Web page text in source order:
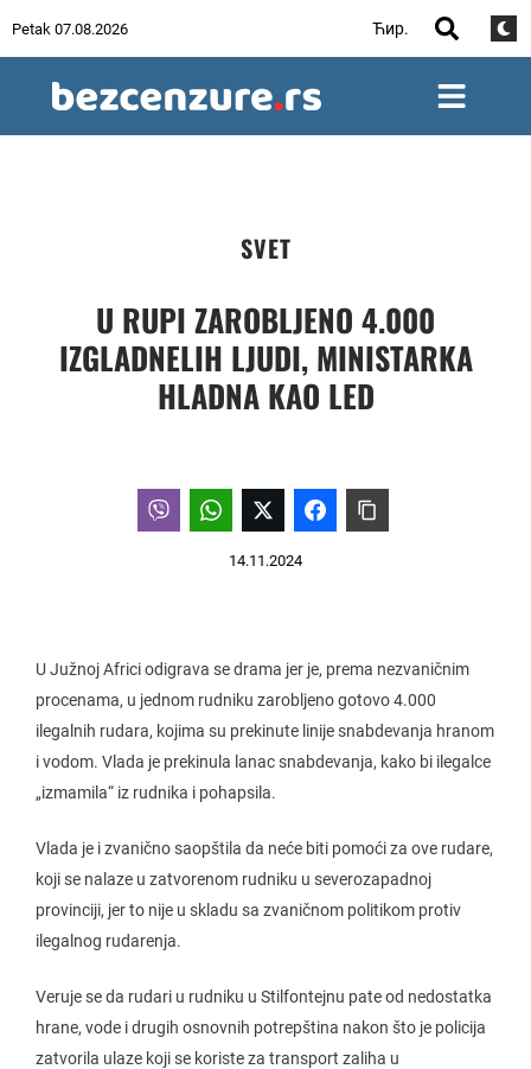
Petak 07.08.2026 Ћир.
SVET
U RUPI ZAROBLJENO 4.000
IZGLADNELIH LJUDI, MINISTARKA
HLADNA KAO LED
14.11.2024
U Južnoj Africi odigrava se drama jer je, prema nezvaničnim
procenama, u jednom rudniku zarobljeno gotovo 4.000
ilegalnih rudara, kojima su prekinute linije snabdevanja hranom
i vodom. Vlada je prekinula lanac snabdevanja, kako bi ilegalce
„izmamila“ iz rudnika i pohapsila.
Vlada je i zvanično saopštila da neće biti pomoći za ove rudare,
koji se nalaze u zatvorenom rudniku u severozapadnoj
provinciji, jer to nije u skladu sa zvaničnom politikom protiv
ilegalnog rudarenja.
Veruje se da rudari u rudniku u Stilfontejnu pate od nedostatka
hrane, vode i drugih osnovnih potrepština nakon što je policija
zatvorila ulaze koji se koriste za transport zaliha u